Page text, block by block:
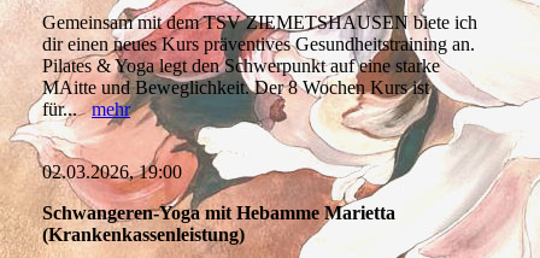
Gemeinsam mit dem TSV ZIEMETSHAUSEN biete ich
dir einen neues Kurs präventives Gesundheitstraining an.
Pilates & Yoga legt den Schwerpunkt auf eine starke
MAitte und Beweglichkeit. Der 8 Wochen Kurs ist
für...mehr
02.03.2026, 19:00
Schwangeren-Yoga mit Hebamme Marietta
(Krankenkassenleistung)